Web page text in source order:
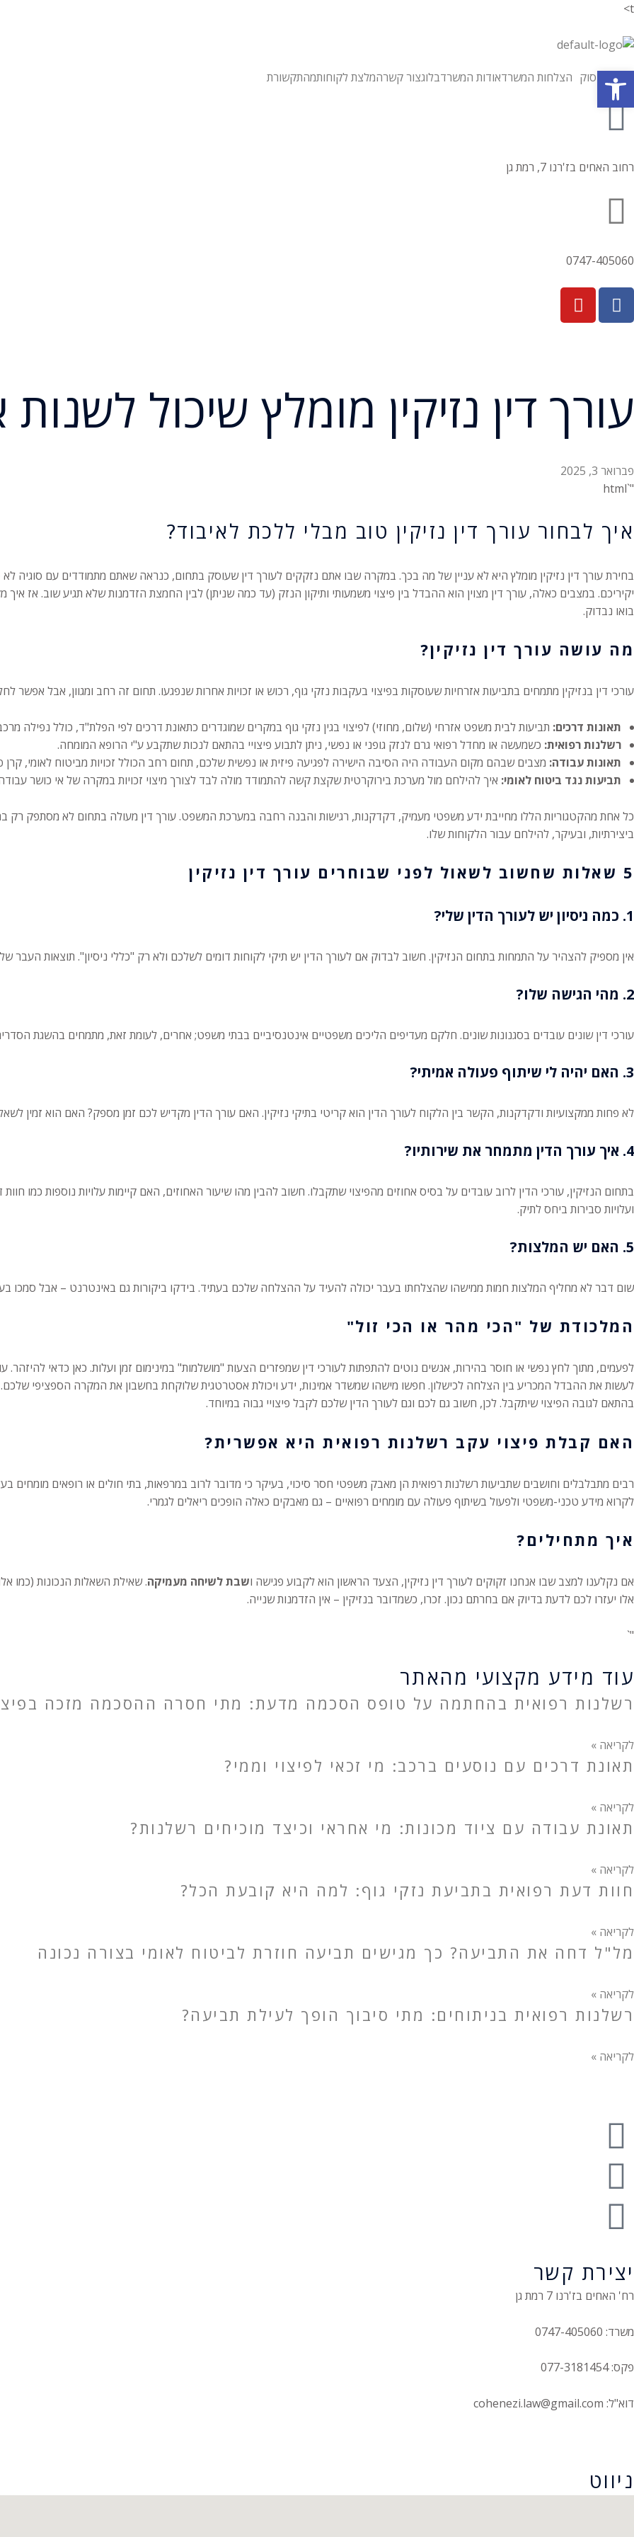
t>
תחומי עיסוק הצלחות המשרדאודות המשרדבלוגצור קשרהמלצת לקוחותמהתקשורת
רחוב האחים בז'רנו 7, רמת גן
0747-405060
עורך דין נזיקין מומלץ שיכול
פברואר 3, 2025
"`html
איך לבחור עורך דין נזיקין טוב מבלי ללכת לאיבוד?
בחירת עורך דין נזיקין מומלץ היא לא עניין של מה בכך. במקרה שבו אתם נזקקים לעורך דין שעוסק בתחום, כנראה שאתם מתמודדים עם סוגיה לא
יקיריכם. במצבים כאלה, עורך דין מצוין הוא ההבדל בין פיצוי משמעותי ותיקון הנזק (עד כמה שניתן) לבין החמצת הזדמנות שלא תגיע שוב. אז
בואו נבדוק.
מה עושה עורך דין נזיקין?
עורכי דין בנזיקין מתמחים בתביעות אזרחיות שעוסקות בפיצוי בעקבות נזקי גוף, רכוש או זכויות אחרות שנפגעו. תחום זה רחב ומגוון, אבל אפשר
תאונות דרכים: תביעות לבית משפט אזרחי (שלום, מחוזי) לפיצוי בגין נזקי גוף במקרים שמוגדרים כתאונת דרכים לפי הפלת"ד, כולל נפילה
רשלנות רפואית: כשמעשה או מחדל רפואי גרם לנזק גופני או נפשי, ניתן לתבוע פיצויי בהתאם לנכות שתקבע ע"י הרופא המומחה.
תאונות עבודה: מצבים שבהם מקום העבודה היה הסיבה הישירה לפגיעה פיזית או נפשית שלכם, תחום רחב הכולל זכויות מביטוח לאומי,
תביעות נגד ביטוח לאומי: איך להילחם מול מערכת בירוקרטית שקצת קשה להתמודד מולה לבד לצורך מיצוי זכויות במקרה של אי כושר
כל אחת מהקטגוריות הללו מחייבת ידע משפטי מעמיק, דקדקנות, רגישות והבנה רחבה במערכת המשפט. עורך דין מעולה בתחום לא מסתפק רק
ביצירתיות, ובעיקר, להילחם עבור הלקוחות שלו.
5 שאלות שחשוב לשאול לפני שבוחרים עורך דין נזיקין
1. כמה ניסיון יש לעורך הדין שלי?
אין מספיק להצהיר על התמחות בתחום הנזיקין. חשוב לבדוק אם לעורך הדין יש תיקי לקוחות דומים לשלכם ולא רק "כללי ניסיון". תוצאות העבר
2. מהי הגישה שלו?
עורכי דין שונים עובדים בסגנונות שונים. חלקם מעדיפים הליכים משפטיים אינטנסיביים בבתי משפט; אחרים, לעומת זאת, מתמחים בהשגת
3. האם יהיה לי שיתוף פעולה אמיתי?
לא פחות ממקצועיות ודקדקנות, הקשר בין הלקוח לעורך הדין הוא קריטי בתיקי נזיקין. האם עורך הדין מקדיש לכם זמן מספק? האם הוא זמין
4. איך עורך הדין מתמחר את שירותיו?
בתחום הנזיקין, עורכי הדין לרוב עובדים על בסיס אחוזים מהפיצוי שתקבלו. חשוב להבין מהו שיעור האחוזים, האם קיימות עלויות נוספות כמו
ועלויות סבירות ביחס לתיק.
5. האם יש המלצות?
שום דבר לא מחליף המלצות חמות ממישהו שהצלחתו בעבר יכולה להעיד על ההצלחה שלכם בעתיד. בידקו ביקורות גם באינטרנט – אבל סמכו
המלכודת של "הכי מהר או הכי זול"
לפעמים, מתוך לחץ נפשי או חוסר בהירות, אנשים נוטים להתפתות לעורכי דין שמפזרים הצעות "מושלמות" במינימום זמן ועלות. כאן כדאי להיזהר.
לעשות את ההבדל המכריע בין הצלחה לכישלון. חפשו מישהו שמשדר אמינות, ידע ויכולת אסטרטגית שלוקחת בחשבון את המקרה הספציפי
בהתאם לגובה הפיצוי שיתקבל. לכן, חשוב גם לכם וגם לעורך הדין שלכם לקבל פיצויי גבוה במיוחד.
האם קבלת פיצוי עקב רשלנות רפואית היא אפשרית?
רבים מתבלבלים וחושבים שתביעות רשלנות רפואית הן מאבק משפטי חסר סיכוי, בעיקר כי מדובר לרוב במרפאות, בתי חולים או רופאים מומחים
לקרוא מידע טכני-משפטי ולפעול בשיתוף פעולה עם מומחים רפואיים – גם מאבקים כאלה הופכים ריאלים לגמרי.
איך מתחילים?
אם נקלענו למצב שבו אנחנו זקוקים לעורך דין נזיקין, הצעד הראשון הוא לקבוע פגישה ושבת לשיחה מעמיקה. שאילת השאלות הנכונות (כמו
אלו יעזרו לכם לדעת בדיוק אם בחרתם נכון. זכרו, כשמדובר בנזיקין – אין הזדמנות שנייה.
"`
עוד מידע מקצועי מהאתר
רשלנות רפואית בהחתמה על טופס הסכמה מדעת: מתי חסרה ההסכמה מזכה
לקריאה »
תאונת דרכים עם נוסעים ברכב: מי זכאי לפיצוי וממי?
לקריאה »
תאונת עבודה עם ציוד מכונות: מי אחראי וכיצד מוכיחים רשלנות?
לקריאה »
חוות דעת רפואית בתביעת נזקי גוף: למה היא קובעת הכל?
לקריאה »
מל"ל דחה את התביעה? כך מגישים תביעה חוזרת לביטוח לאומי בצורה נכונה
לקריאה »
רשלנות רפואית בניתוחים: מתי סיבוך הופך לעילת תביעה?
לקריאה »
פתח סרגל נגישות
יצירת קשר
רח' האחים בז'רנו 7 רמת גן
משרד: 0747-405060
פקס: 077-3181454
דוא"ל: cohenezi.law@gmail.com
ניווט